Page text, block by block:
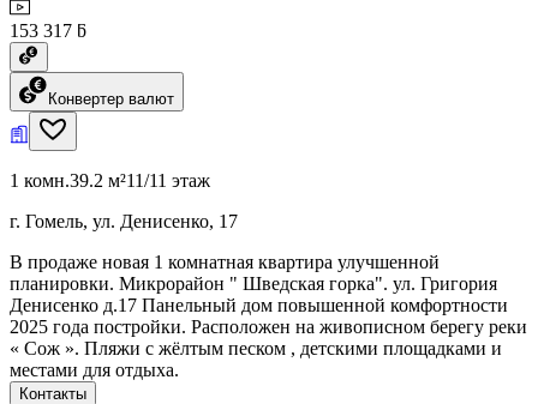
153 317 ƃ
Конвертер валют
1 комн.39.2 м²11/11 этаж
г. Гомель, ул. Денисенко, 17
В продаже новая 1 комнатная квартира улучшенной
планировки. Микрорайон " Шведская горка". ул. Григория
Денисенко д.17 Панельный дом повышенной комфортности
2025 года постройки. Расположен на живописном берегу реки
« Сож ». Пляжи с жёлтым песком , детскими площадками и
местами для отдыха.
Контакты